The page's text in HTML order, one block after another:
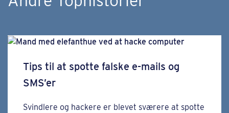
Tips til at spotte falske e-mails og
SMS’er
Svindlere og hackere er blevet sværere at spotte